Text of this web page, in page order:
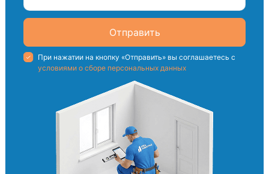
Отправить
При нажатии на кнопку «Отправить» вы соглашаетесь с
условиями о сборе персональных данных